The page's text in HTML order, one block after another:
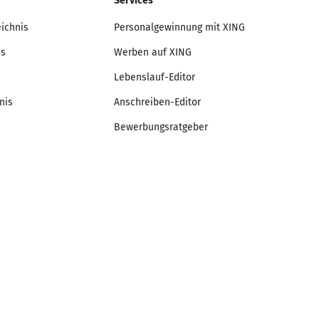
Personalgewinnung mit XING
Werben auf XING
Lebenslauf-Editor
Anschreiben-Editor
Bewerbungsratgeber